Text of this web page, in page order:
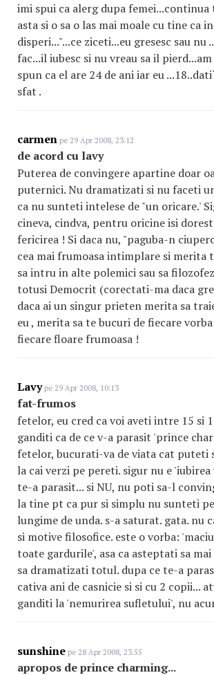
imi spui ca alerg dupa
asta si o sa o las mai moale cu tine ca
disperi..."...ce ziceti...eu gresesc sau nu
fac...il iubesc si nu vreau sa il
spun ca el are 24 de ani iar eu
sfat .
carmen pe 29 Apr 2008, 23:12
de acord cu lavy
Puterea de convingere apartine doar
puternici. Nu dramatizati si nu faceti
ca nu sunteti intelese de "un oricare.'
cineva, cindva, pentru oricine isi
fericirea ! Si daca nu, "paguba-n
cea mai frumoasa intimplare si merita
sa intru in alte polemici sau sa
totusi Democrit (corectati-ma daca
daca ai un singur prieten merita sa
eu , merita sa te bucuri de fiecare
fiecare floare frumoasa !
Lavype 29 Apr 2008, 10:13
fat-frumos
fetelor, eu cred ca voi aveti intre 15 si
ganditi ca de ce v-a parasit 'prince
fetelor, bucurati-va de viata cat puteti
la cai verzi pe pereti. sigur nu e
te-a parasit... si NU, nu poti sa-l
la tine pt ca pur si simplu nu sunteti pe
lungime de unda. s-a saturat. gata. nu
si motive filosofice. este o vorba:
toate gardurile', asa ca asteptati sa
sa dramatizati totul. dupa ce te-a
cativa ani de casnicie si si cu 2 copii...
ganditi la 'nemurirea sufletului', nu
sunshine pe 28 Apr 2008, 23:55
apropos de prince charming...